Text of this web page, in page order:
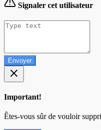
Signaler cet utilisateur
Envoyer
Important!
Êtes-vous sûr de vouloir